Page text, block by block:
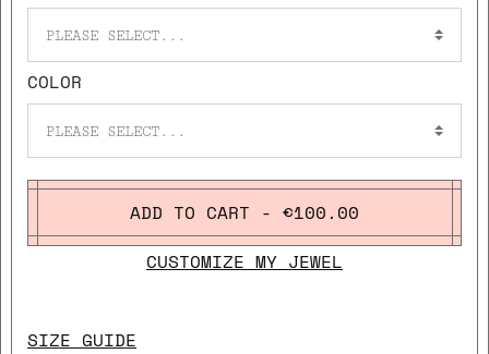
PLEASE SELECT...
COLOR
PLEASE SELECT...
ADD TO CART - €100.00
CUSTOMIZE MY JEWEL
SIZE GUIDE